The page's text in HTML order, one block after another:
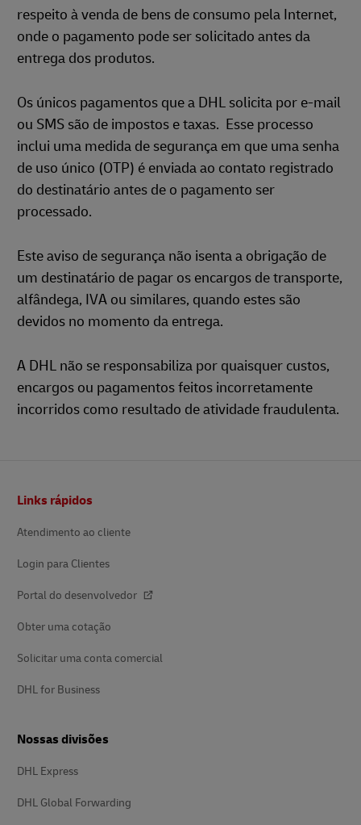
respeito à venda de bens de consumo pela Internet,
onde o pagamento pode ser solicitado antes da
entrega dos produtos.
Os únicos pagamentos que a DHL solicita por e-mail
ou SMS são de impostos e taxas. Esse processo
inclui uma medida de segurança em que uma senha
de uso único (OTP) é enviada ao contato registrado
do destinatário antes de o pagamento ser
processado.
Este aviso de segurança não isenta a obrigação de
um destinatário de pagar os encargos de transporte,
alfândega, IVA ou similares, quando estes são
devidos no momento da entrega.
A DHL não se responsabiliza por quaisquer custos,
encargos ou pagamentos feitos incorretamente
incorridos como resultado de atividade fraudulenta.
Links rápidos
Atendimento ao cliente
Login para Clientes
Portal do desenvolvedor
Obter uma cotação
Solicitar uma conta comercial
DHL for Business
Nossas divisões
DHL Express
DHL Global Forwarding